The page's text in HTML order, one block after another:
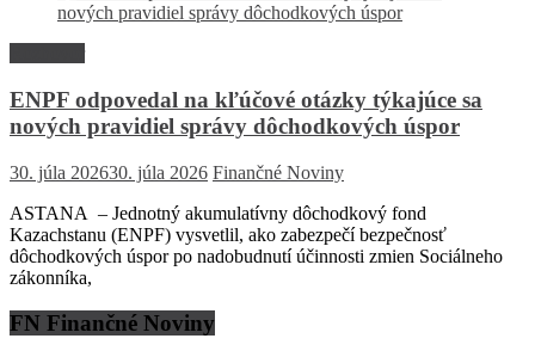
ENPF odpovedal na kľúčové otázky týkajúce sa
nových pravidiel správy dôchodkových úspor
30. júla 202630. júla 2026 Finančné Noviny
ASTANA – Jednotný akumulatívny dôchodkový fond
Kazachstanu (ENPF) vysvetlil, ako zabezpečí bezpečnosť
dôchodkových úspor po nadobudnutí účinnosti zmien Sociálneho
zákonníka,
FN Finančné Noviny